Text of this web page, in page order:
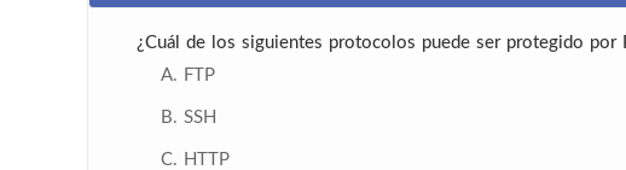
¿Cuál de los siguientes protocolos puede ser protegido por
A. FTP
B. SSH
C. HTTP